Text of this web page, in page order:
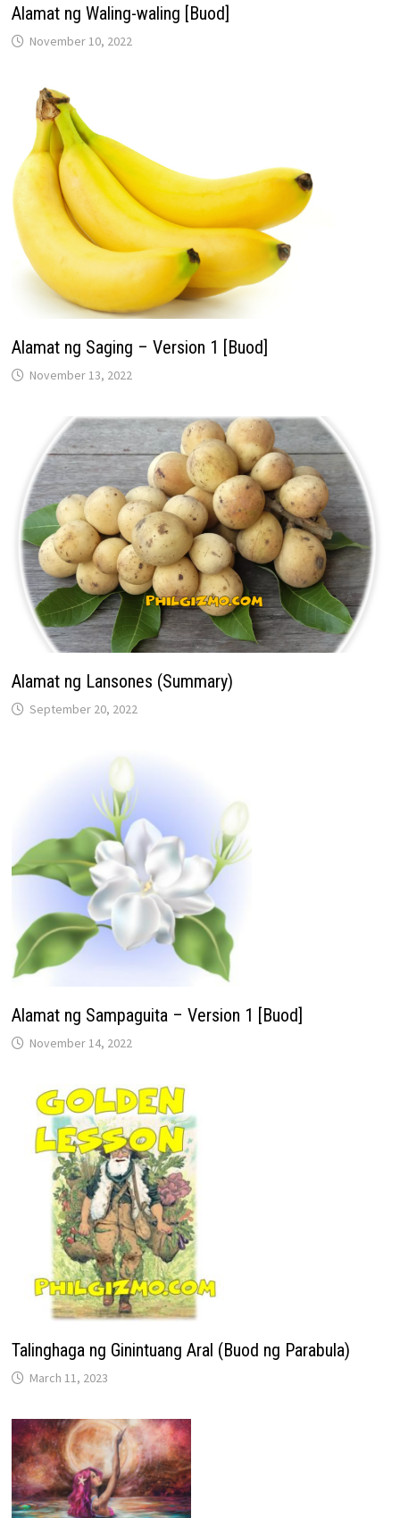
Alamat ng Waling-waling [Buod]
November 10, 2022
Alamat ng Saging – Version 1 [Buod]
November 13, 2022
Alamat ng Lansones (Summary)
September 20, 2022
Alamat ng Sampaguita – Version 1 [Buod]
November 14, 2022
Talinghaga ng Ginintuang Aral (Buod ng Parabula)
March 11, 2023